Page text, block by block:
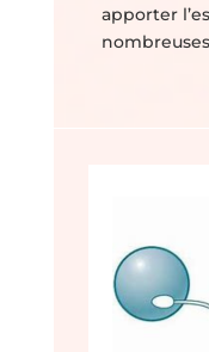
apporter